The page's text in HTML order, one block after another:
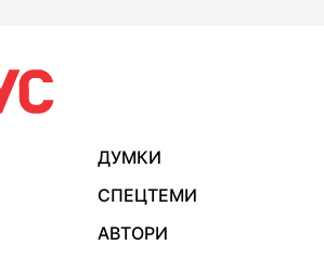
ДУМКИ
СПЕЦТЕМИ
АВТОРИ